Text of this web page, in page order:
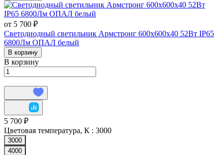
от 5 700 ₽
Светодиодный светильник Армстронг 600х600х40 52Вт IP65
6800Лм ОПАЛ белый
В корзину
В корзину
5 700 ₽
Цветовая температура, К : 3000
3000
4000